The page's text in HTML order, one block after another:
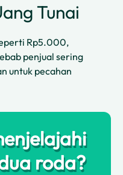
Tunai
Rp5.000,
penjual sering
untuk pecahan
roda?